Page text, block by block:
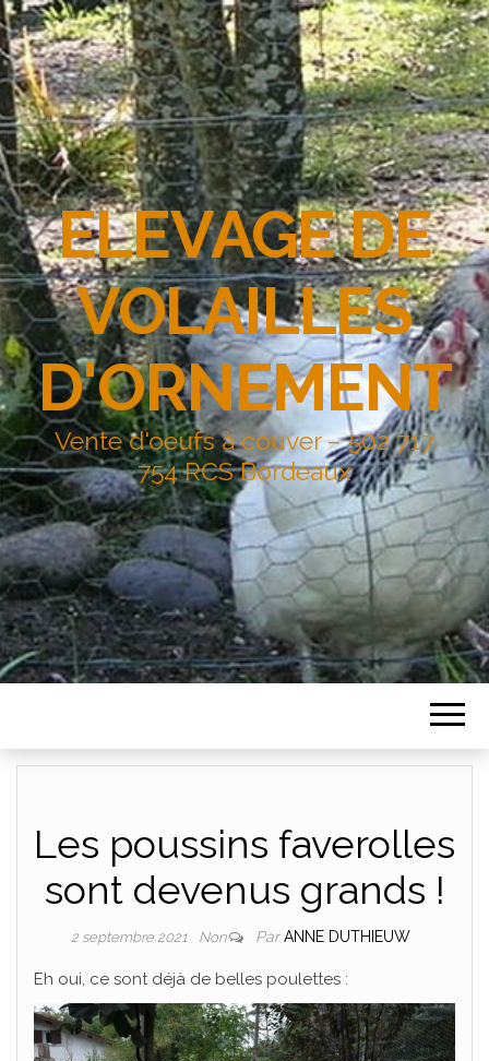
ELEVAGE DE
VOLAILLES
D'ORNEMENT
Vente d'oeufs à couver – 502 717
754 RCS Bordeaux
Les poussins faverolles
sont devenus grands !
2 septembre 2021 Non ParANNE DUTHIEUW
Eh oui, ce sont déjà de belles poulettes :